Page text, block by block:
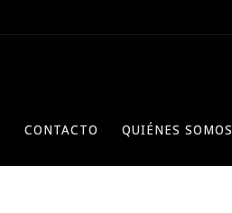
CONTACTO QUIÉNES SOMOS